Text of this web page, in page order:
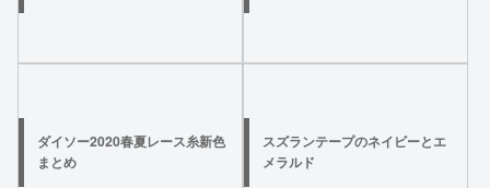
ダイソー2020春夏レース糸新色
まとめ
スズランテープのネイビーとエ
メラルド